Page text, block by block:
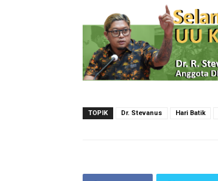
TOPIK Dr. Stevanus Hari Batik